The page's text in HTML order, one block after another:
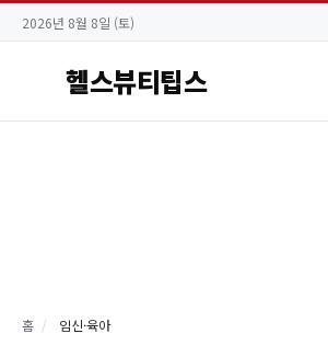
2026년 8월 8일 (토)
헬스뷰티팁스
홈 / 임신·육아